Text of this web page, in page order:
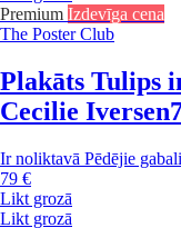
Premium Izdevīga cena
The Poster Club
Plakāts Tulips
Cecilie Iversen
Ir noliktavā Pēdējie gabali
79 €
Likt grozā
Likt grozā